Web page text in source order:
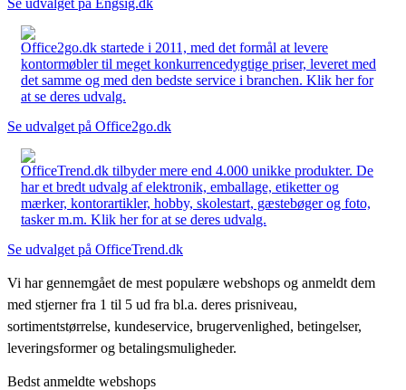
Office2go.dk startede i 2011, med det formål at levere
kontormøbler til meget konkurrencedygtige priser, leveret med
det samme og med den bedste service i branchen. Klik her for
at se deres udvalg.
Se udvalget på Office2go.dk
OfficeTrend.dk tilbyder mere end 4.000 unikke produkter. De
har et bredt udvalg af elektronik, emballage, etiketter og
mærker, kontorartikler, hobby, skolestart, gæstebøger og foto,
tasker m.m. Klik her for at se deres udvalg.
Se udvalget på OfficeTrend.dk
Vi har gennemgået de mest populære webshops og anmeldt dem
med stjerner fra 1 til 5 ud fra bl.a. deres prisniveau,
sortimentstørrelse, kundeservice, brugervenlighed, betingelser,
leveringsformer og betalingsmuligheder.
Bedst anmeldte webshops